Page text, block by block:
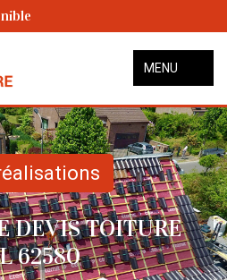
MENU
DEVIS TOITURE
62580